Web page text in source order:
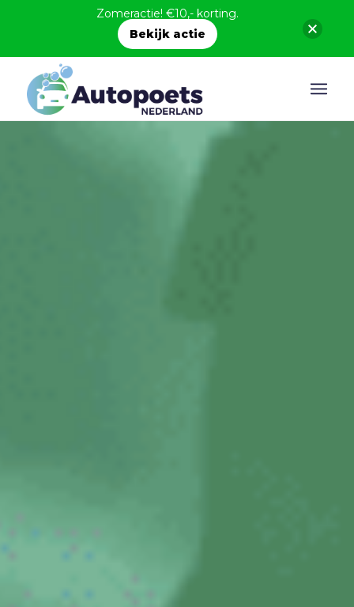
Zomeractie! €10,- korting.
Bekijk actie